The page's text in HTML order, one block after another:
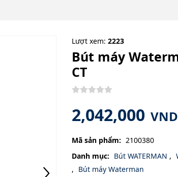
Lượt xem: 2223
Bút máy
CT
2,042,000 VND
Mã sản phẩm: 2100380
Danh mục: Bút WATERMAN ,
, Bút máy Waterman